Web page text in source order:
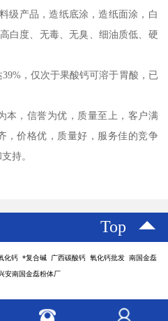
级产品，造纸底涂，造纸面涂，白
白度、无毒、无臭、细油质低、硬
，仅次于果酸钙可溶于胃酸，已
本，信誉为优，质量至上，客户满
，价格优，质量好，服务佳的竞争
持。
Top
化钙 *复合碱 广西碳酸钙 氧化钙批发 南国金磊
安南国金磊粉体厂